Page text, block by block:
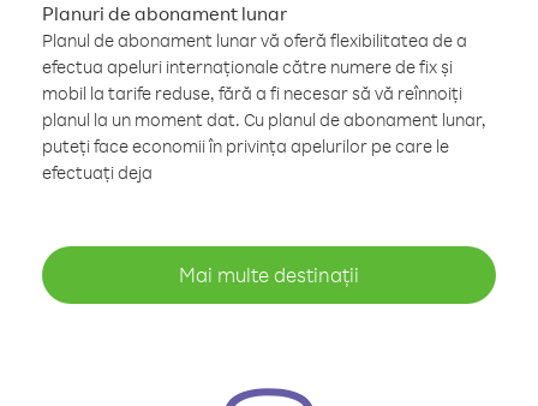
Planuri de abonament lunar
Planul de abonament lunar vă oferă flexibilitatea de a
efectua apeluri internaționale către numere de fix și
mobil la tarife reduse, fără a fi necesar să vă reînnoiți
planul la un moment dat. Cu planul de abonament lunar,
puteți face economii în privința apelurilor pe care le
efectuați deja
Mai multe destinații